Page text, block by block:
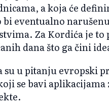
a koja će
bi eventualno
Za Kordića je to
dana što ga čini
su u pitanju evropski
se bavi aplikacijama